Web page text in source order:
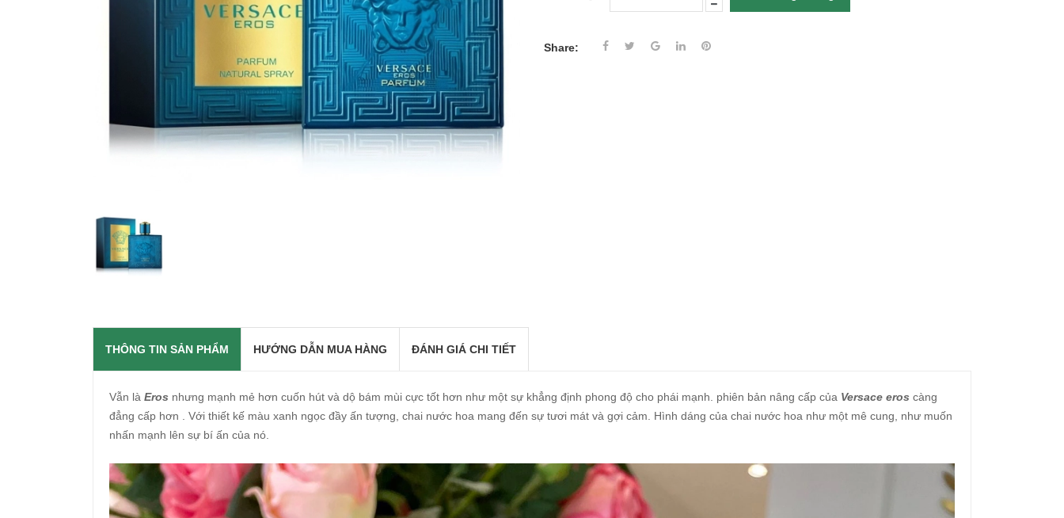
Share:
THÔNG TIN SẢN PHẨM HƯỚNG DẪN MUA HÀNG ĐÁNH GIÁ CHI TIẾT
Vẫn là Eros nhưng mạnh mẻ hơn cuốn hút và dộ bám mùi cực tốt hơn như một sự khẳng định phong độ cho phái mạnh. phiên bản nâng cấp của Versace eros càng
đẳng cấp hơn . Với thiết kế màu xanh ngọc đầy ấn tượng, chai nước hoa mang đến sự tươi mát và gợi cảm. Hình dáng của chai nước hoa như một mê cung, như muốn
nhấn mạnh lên sự bí ấn của nó.